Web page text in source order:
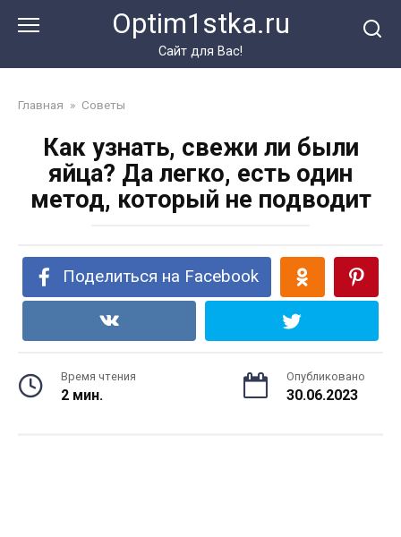
Optim1stka.ru
Сайт для Вас!
Главная » Советы
Как узнать, свежи ли были
яйца? Да легко, есть один
метод, который не подводит
Поделиться на Facebook
Время чтения
2 мин.
Опубликовано
30.06.2023